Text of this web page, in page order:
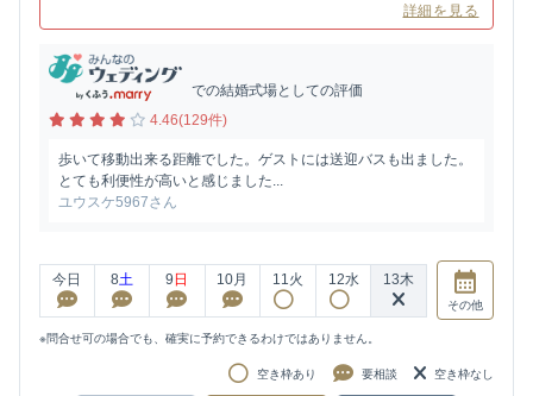
詳細を見る
での結婚式場としての評価
4.46(129件)
歩いて移動出来る距離でした。ゲストには送迎バスも出ました。
とても利便性が高いと感じました...
ユウスケ5967さん
今日 8土 9 日 10月 11火 12水 13木
その他
※問合せ可の場合でも、確実に予約できるわけではありません。
空き枠あり 要相談 空き枠なし